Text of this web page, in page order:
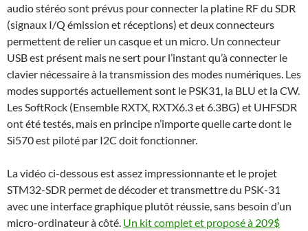
audio stéréo sont prévus pour connecter la platine RF du SDR
(signaux I/Q émission et réceptions) et deux connecteurs
permettent de relier un casque et un micro. Un connecteur
USB est présent mais ne sert pour l’instant qu’à connecter le
clavier nécessaire à la transmission des modes numériques. Les
modes supportés actuellement sont le PSK31, la BLU et la CW.
Les SoftRock (Ensemble RXTX, RXTX6.3 et 6.3BG) et UHFSDR
ont été testés, mais en principe n’importe quelle carte dont le
Si570 est piloté par I2C doit fonctionner.
La vidéo ci-dessous est assez impressionnante et le projet
STM32-SDR permet de décoder et transmettre du PSK-31
avec une interface graphique plutôt réussie, sans besoin d’un
micro-ordinateur à côté. Un kit complet et proposé à 209$